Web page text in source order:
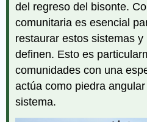
del regreso del bisonte.
comunitaria es esencial
restaurar estos sistemas
definen. Esto es
comunidades con una
actúa como piedra
sistema.